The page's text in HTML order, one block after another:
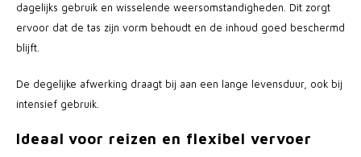
dagelijks gebruik en wisselende weersomstandigheden. Dit zorgt
ervoor dat de tas zijn vorm behoudt en de inhoud goed beschermd
blijft.
De degelijke afwerking draagt bij aan een lange levensduur, ook bij
intensief gebruik.
Ideaal voor reizen en flexibel vervoer